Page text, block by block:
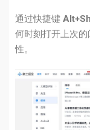
通过快捷键
何时刻打开上次
性。